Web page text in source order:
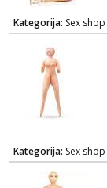
Kategorija: Sex shop
Kategorija: Sex shop